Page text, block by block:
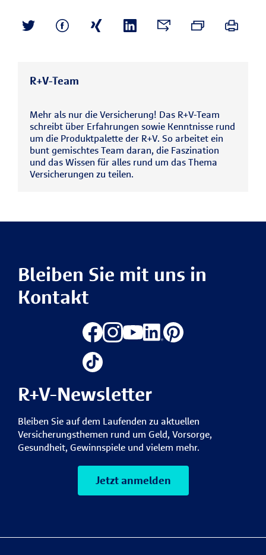
R+V-Team
Mehr als nur die Versicherung! Das R+V-Team
schreibt über Erfahrungen sowie Kenntnisse rund
um die Produktpalette der R+V. So arbeitet ein
bunt gemischtes Team daran, die Faszination
und das Wissen für alles rund um das Thema
Versicherungen zu teilen.
Bleiben Sie mit uns in
Kontakt
R+V-Newsletter
Bleiben Sie auf dem Laufenden zu aktuellen
Versicherungsthemen rund um Geld, Vorsorge,
Gesundheit, Gewinnspiele und vielem mehr.
Jetzt anmelden